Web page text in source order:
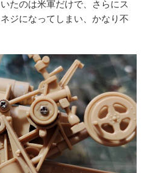
たのは米軍だけで、さらにス
ジになってしまい、かなり不